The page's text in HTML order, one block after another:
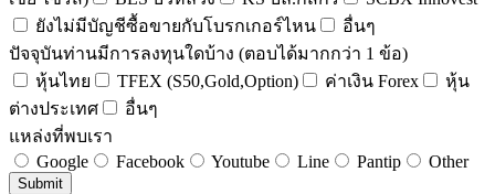
ยังไม่มีบัญชีซื้อขายกับโบรกเกอร์ไหน
อื่นๆ
ปัจจุบันท่านมีการลงทุนใดบ้าง (ตอบได้มากกว่า 1 ข้อ)
หุ้นไทย
TFEX (S50,Gold,Option) ค่าเงิน Forex
หุ้น
ต่างประเทศ
อื่นๆ
แหล่งที่พบเรา
Google
Facebook Youtube Line Pantip Other
Submit